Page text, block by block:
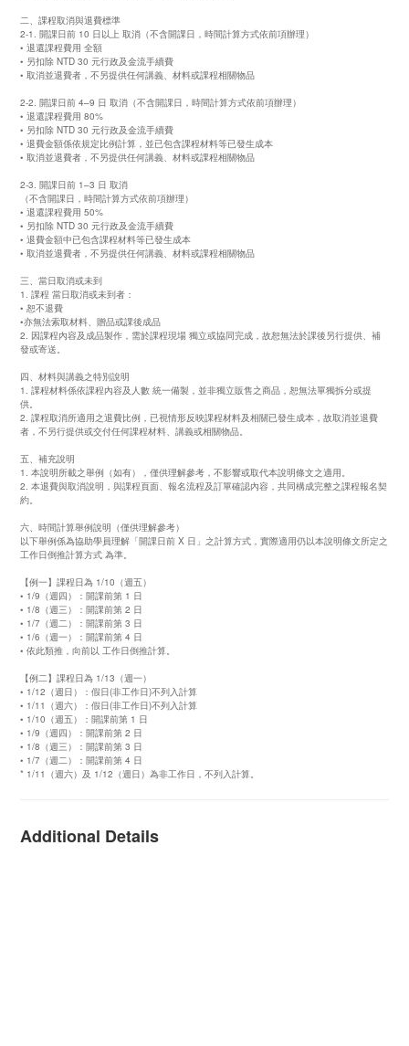
二、課程取消與退費標準
2-1. 開課日前 10 日以上 取消（不含開課日，時間計算方式依前項辦理）
• 退還課程費用 全額
• 另扣除 NTD 30 元行政及金流手續費
• 取消並退費者，不另提供任何講義、材料或課程相關物品
2-2. 開課日前 4–9 日 取消（不含開課日，時間計算方式依前項辦理）
• 退還課程費用 80%
• 另扣除 NTD 30 元行政及金流手續費
• 退費金額係依規定比例計算，並已包含課程材料等已發生成本
• 取消並退費者，不另提供任何講義、材料或課程相關物品
2-3. 開課日前 1–3 日 取消
（不含開課日，時間計算方式依前項辦理）
• 退還課程費用 50%
• 另扣除 NTD 30 元行政及金流手續費
• 退費金額中已包含課程材料等已發生成本
• 取消並退費者，不另提供任何講義、材料或課程相關物品
三、當日取消或未到
1. 課程 當日取消或未到者：
• 恕不退費
•亦無法索取材料、贈品或課後成品
2. 因課程內容及成品製作，需於課程現場 獨立或協同完成，故恕無法於課後另行提供、補
發或寄送。
四、材料與講義之特別說明
1. 課程材料係依課程內容及人數 統一備製，並非獨立販售之商品，恕無法單獨拆分或提
供。
2. 課程取消所適用之退費比例，已視情形反映課程材料及相關已發生成本，故取消並退費
者，不另行提供或交付任何課程材料、講義或相關物品。
五、補充說明
1. 本說明所載之舉例（如有），僅供理解參考，不影響或取代本說明條文之適用。
2. 本退費與取消說明，與課程頁面、報名流程及訂單確認內容，共同構成完整之課程報名契
約。
六、時間計算舉例說明（僅供理解參考）
以下舉例係為協助學員理解「開課日前 X 日」之計算方式，實際適用仍以本說明條文所定之
工作日倒推計算方式 為準。
【例一】課程日為 1/10（週五）
• 1/9（週四）：開課前第 1 日
• 1/8（週三）：開課前第 2 日
• 1/7（週二）：開課前第 3 日
• 1/6（週一）：開課前第 4 日
• 依此類推，向前以 工作日倒推計算。
【例二】課程日為 1/13（週一）
• 1/12（週日）：假日(非工作日)不列入計算
• 1/11（週六）：假日(非工作日)不列入計算
• 1/10（週五）：開課前第 1 日
• 1/9（週四）：開課前第 2 日
• 1/8（週三）：開課前第 3 日
• 1/7（週二）：開課前第 4 日
* 1/11（週六）及 1/12（週日）為非工作日，不列入計算。
Additional Details